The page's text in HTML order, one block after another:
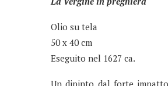
Olio su tela
50 x 40 cm
Eseguito nel 1627 ca.
Un dipinto dal forte